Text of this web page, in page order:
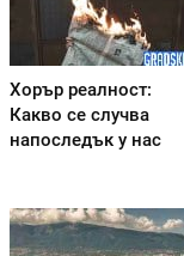
Хорър реалност:
Какво се случва
напоследък у нас